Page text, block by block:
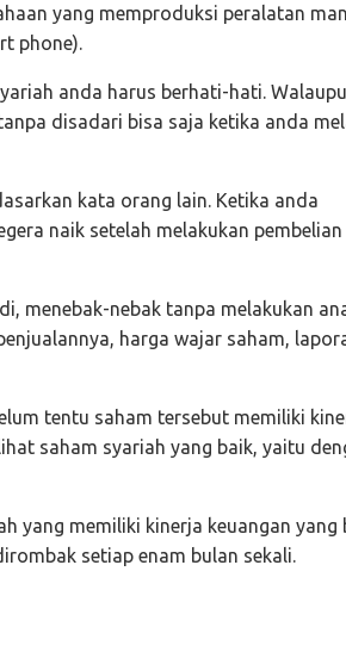
yang memproduksi peralatan
phone).
anda harus berhati-hati.
disadari bisa saja ketika anda
kata orang lain. Ketika anda
naik setelah melakukan
menebak-nebak tanpa melakukan
harga wajar saham,
tentu saham tersebut memiliki
saham syariah yang baik, yaitu
yang memiliki kinerja keuangan yang
setiap enam bulan sekali.